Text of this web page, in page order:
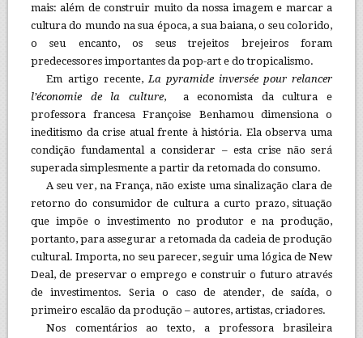
mais: além de construir muito da nossa imagem e marcar a
cultura do mundo na sua época, a sua baiana, o seu colorido,
o seu encanto, os seus trejeitos brejeiros foram
predecessores importantes da pop-art e do tropicalismo.
Em artigo recente, La pyramide inversée pour relancer
l’économie de la culture, a economista da cultura e
professora francesa Françoise Benhamou dimensiona o
ineditismo da crise atual frente à história. Ela observa uma
condição fundamental a considerar – esta crise não será
superada simplesmente a partir da retomada do consumo.
A seu ver, na França, não existe uma sinalização clara de
retorno do consumidor de cultura a curto prazo, situação
que impõe o investimento no produtor e na produção,
portanto, para assegurar a retomada da cadeia de produção
cultural. Importa, no seu parecer, seguir uma lógica de New
Deal, de preservar o emprego e construir o futuro através
de investimentos. Seria o caso de atender, de saída, o
primeiro escalão da produção – autores, artistas, criadores.
Nos comentários ao texto, a professora brasileira